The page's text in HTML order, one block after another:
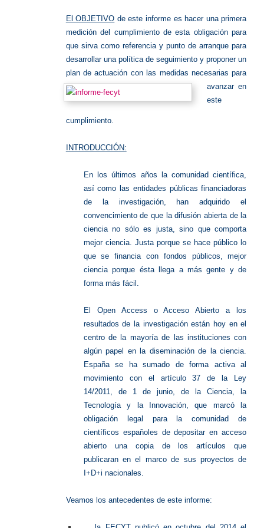
El OBJETIVO de este informe es hacer una primera
medición del cumplimiento de esta obligación para
que sirva como referencia y punto de arranque para
desarrollar una política de seguimiento y proponer un
plan de actuación con las medidas necesarias para
avanzar en
este
cumplimiento.
INTRODUCCIÓN:
En los últimos años la comunidad científica,
así como las entidades públicas financiadoras
de la investigación, han adquirido el
convencimiento de que la difusión abierta de la
ciencia no sólo es justa, sino que comporta
mejor ciencia. Justa porque se hace público lo
que se financia con fondos públicos, mejor
ciencia porque ésta llega a más gente y de
forma más fácil.
El Open Access o Acceso Abierto a los
resultados de la investigación están hoy en el
centro de la mayoría de las instituciones con
algún papel en la diseminación de la ciencia.
España se ha sumado de forma activa al
movimiento con el artículo 37 de la Ley
14/2011, de 1 de junio, de la Ciencia, la
Tecnología y la Innovación, que marcó la
obligación legal para la comunidad de
científicos españoles de depositar en acceso
abierto una copia de los artículos que
publicaran en el marco de sus proyectos de
I+D+i nacionales.
Veamos los antecedentes de este informe: